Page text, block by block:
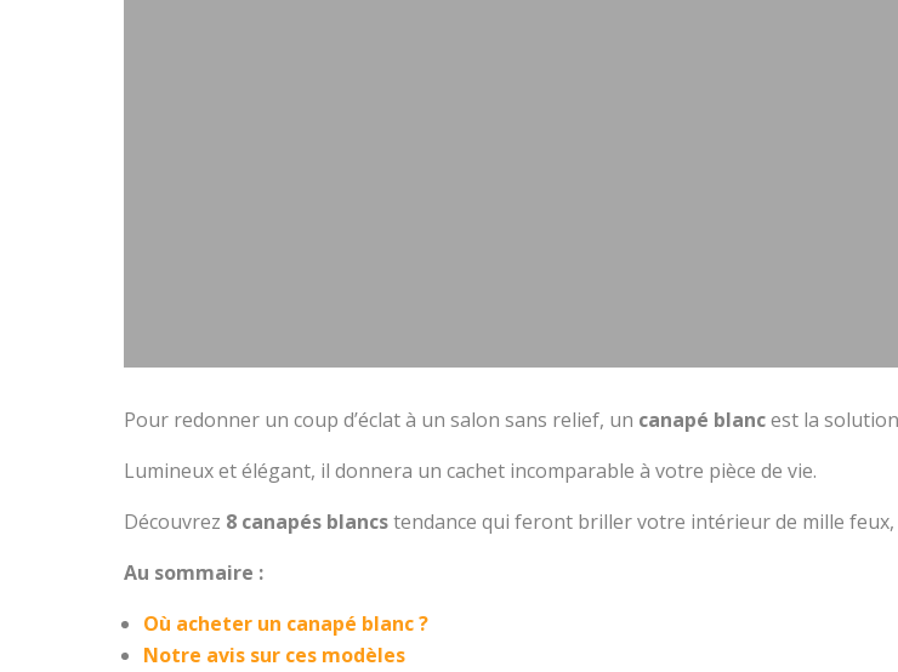
Pour redonner un coup d’éclat à un salon sans relief, un canapé blancest la
Lumineux et élégant, il donnera un cachet incomparable à votre pièce de vie.
Découvrez 8 canapés blancstendance qui feront briller votre intérieur de mille
Au sommaire :
Où acheter un canapé blanc ?
Notre avis sur ces modèles